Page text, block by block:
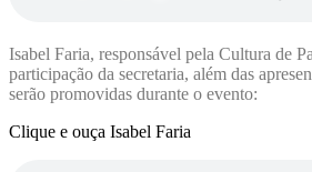
Isabel Faria, responsável pela Cultura de
participação da secretaria, além das
serão promovidas durante o evento:
Clique e ouça Isabel Faria